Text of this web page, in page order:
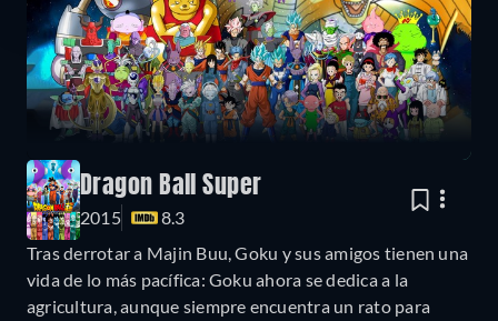
Dragon Ball Super
2015
8.3
Tras derrotar a Majin Buu, Goku y sus amigos tienen una
vida de lo más pacífica: Goku ahora se dedica a la
agricultura, aunque siempre encuentra un rato para